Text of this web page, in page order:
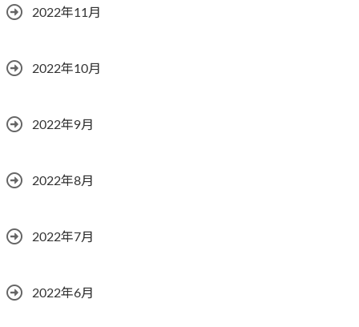
2022年11月
2022年10月
2022年9月
2022年8月
2022年7月
2022年6月